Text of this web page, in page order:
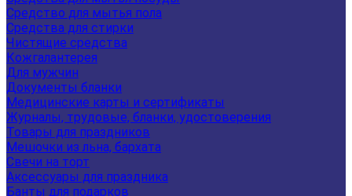
Средство для мытья пола
Средства для стирки
Чистящие средства
Кожгалантерея
Для мужчин
Документы бланки
Медицинские карты и сертификаты
Журналы, трудовые, бланки, удостоверения
Товары для праздников
Мешочки из льна, бархата
Свечи на торт
Аксессуары для праздника
Банты для подарков